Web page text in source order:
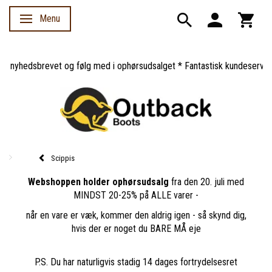
Skifte navigation
Menu
og følg med i ophørsudsalget * Fantastisk kundeservice *
Scippis
Webshoppen holder ophørsudsalg fra den 20. juli med
MINDST 20-25% på ALLE varer -
når en vare er væk, kommer den aldrig igen - så skynd dig,
hvis der er noget du BARE MÅ eje
P.S. Du har naturligvis stadig 14 dages fortrydelsesret